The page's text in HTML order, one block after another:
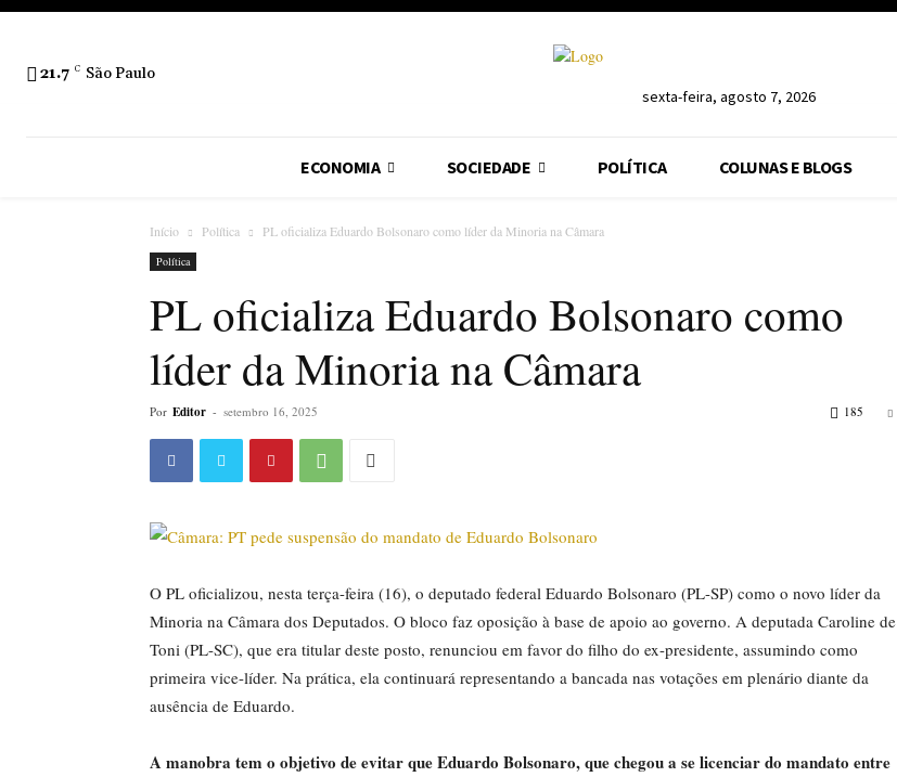
21.7 C São Paulo
sexta-feira, agosto 7, 2026
ECONOMIA SOCIEDADE POLÍTICA COLUNAS E BLOGS
Início Política PL oficializa Eduardo Bolsonaro como líder da Minoria na Câmara
Política
PL oficializa Eduardo Bolsonaro como
líder da Minoria na Câmara
Por Editor - setembro 16, 2025 185
O PL oficializou, nesta terça-feira (16), o deputado federal Eduardo Bolsonaro (PL-SP) como o novo líder da
Minoria na Câmara dos Deputados. O bloco faz oposição à base de apoio ao governo. A deputada Caroline de
Toni (PL-SC), que era titular deste posto, renunciou em favor do filho do ex-presidente, assumindo como
primeira vice-líder. Na prática, ela continuará representando a bancada nas votações em plenário diante da
ausência de Eduardo.
A manobra tem o objetivo de evitar que Eduardo Bolsonaro, que chegou a se licenciar do mandato entre